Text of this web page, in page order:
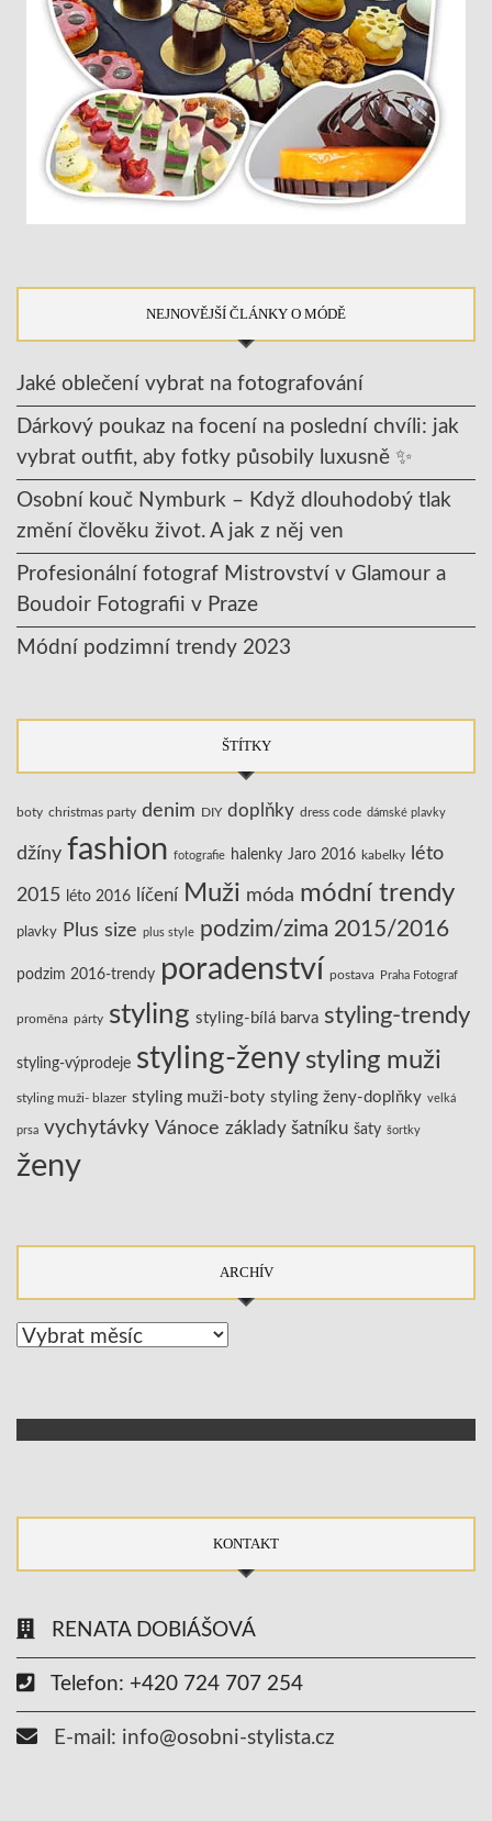
NEJNOVĚJŠÍ ČLÁNKY O MÓDĚ
Jaké oblečení vybrat na fotografování
Dárkový poukaz na focení na poslední chvíli: jak
vybrat outfit, aby fotky působily luxusně ✨
Osobní kouč Nymburk – Když dlouhodobý tlak
změní člověku život. A jak z něj ven
Profesionální fotograf Mistrovství v Glamour a
Boudoir Fotografii v Praze
Módní podzimní trendy 2023
ŠTÍTKY
boty christmas party denim DIY doplňky dress code dámské plavky
džíny fashion fotografie halenky Jaro 2016 kabelky léto
2015 léto 2016 líčení Muži móda módní trendy
plavky Plus size plus style podzim/zima 2015/2016
podzim 2016-trendy poradenství postava Praha Fotograf
proměna párty styling styling-bílá barva styling-trendy
styling-výprodeje styling-ženy styling muži
styling muži- blazer styling muži-boty styling ženy-doplňky velká
prsa vychytávky Vánoce základy šatníku šaty šortky
ženy
ARCHÍV
Archív
KONTAKT
RENATA DOBIÁŠOVÁ
Telefon: +420 724 707 254
E-mail: info@osobni-stylista.cz